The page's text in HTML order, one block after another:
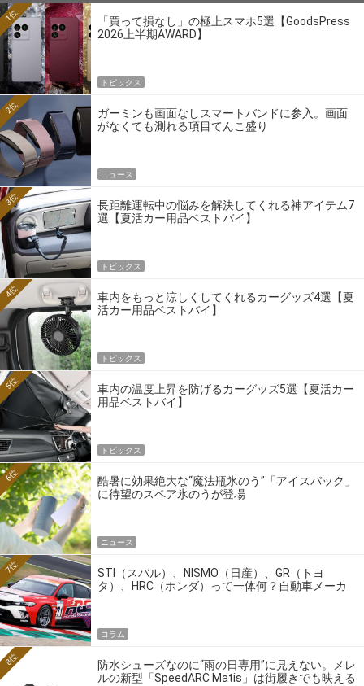
「買って損なし」の極上スマホ5選【GoodsPress
2026上半期AWARD】
1位
トピックス
ガーミンも画面なしスマートバンドに参入。画面
がなくても測れる項目てんこ盛り
2位
ニュース
長距離運転中の悩みを解決してくれる神アイテム7
選【夏活カー用品ベストバイ】
3位
トピックス
車内をもっと涼しくしてくれるカーグッズ4選【夏
活カー用品ベストバイ】
4位
トピックス
車内の温度上昇を防げるカーグッズ5選【夏活カー
用品ベストバイ】
5位
トピックス
酷暑に効果絶大な“魔法瓶氷のう”「アイスパック」
に待望のスペア氷のうが登場
6位
ニュース
STI（スバル）、NISMO（日産）、GR（トヨ
タ）、HRC（ホンダ）って一体何？自動車メーカ
7位
コラム
防水シューズなのに“雨の日専用”に見えない。メレ
ルの新型「SpeedARC Matis」は街履きでも映える
8位